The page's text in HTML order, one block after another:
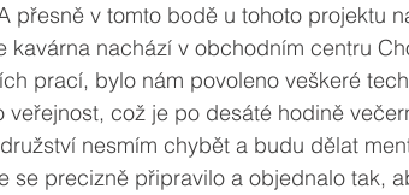
přesně v tomto bodě u tohoto projektu
kavárna nachází v obchodním centru
prací, bylo nám povoleno veškeré
což je po desáté hodině
nesmím chybět a budu dělat
se precizně připravilo a objednalo tak,